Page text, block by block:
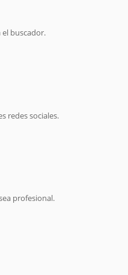
el buscador.
redes sociales.
profesional.